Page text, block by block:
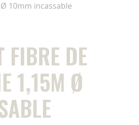
10mm incassable
DE
1,15M Ø